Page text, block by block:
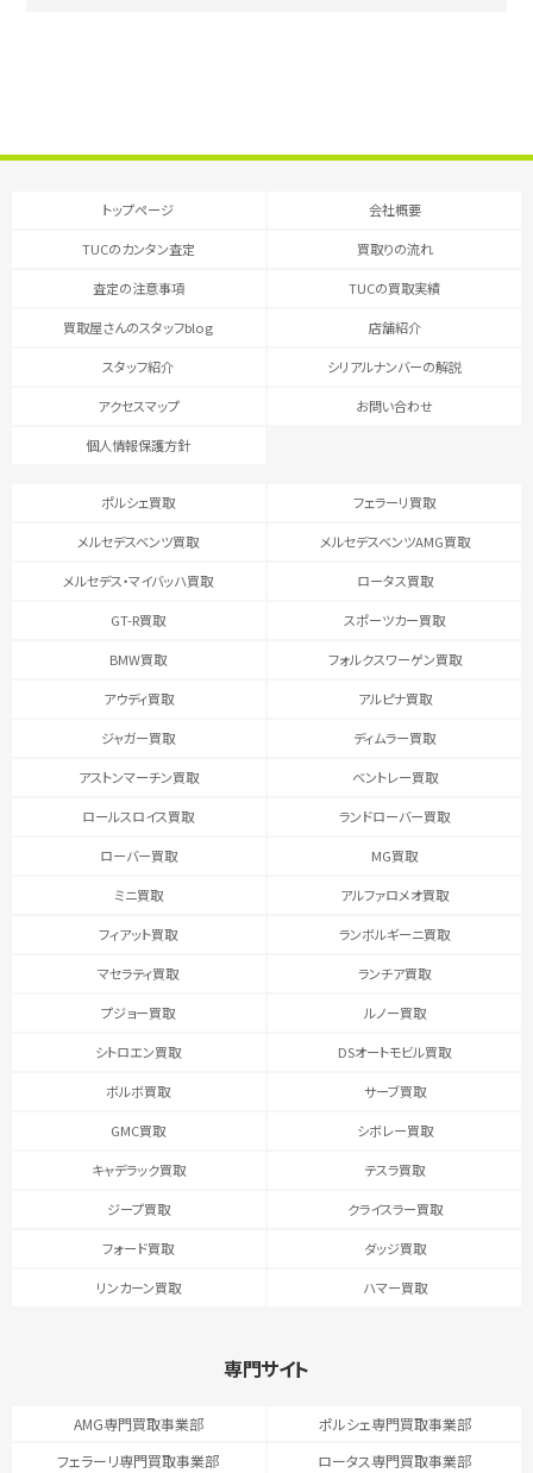
トップページ 会社概要
TUCのカンタン査定 買取りの流れ
査定の注意事項 TUCの買取実績
買取屋さんのスタッフblog 店舗紹介
スタッフ紹介 シリアルナンバーの解説
アクセスマップ お問い合わせ
個人情報保護方針
ポルシェ買取 フェラーリ買取
メルセデスベンツ買取 メルセデスベンツAMG買取
メルセデス・マイバッハ買取 ロータス買取
GT-R買取 スポーツカー買取
BMW買取 フォルクスワーゲン買取
アウディ買取 アルピナ買取
ジャガー買取 ディムラー買取
アストンマーチン買取 ベントレー買取
ロールスロイス買取 ランドローバー買取
ローバー買取 MG買取
ミニ買取 アルファロメオ買取
フィアット買取 ランボルギーニ買取
マセラティ買取 ランチア買取
プジョー買取 ルノー買取
シトロエン買取 DSオートモビル買取
ボルボ買取 サーブ買取
GMC買取 シボレー買取
キャデラック買取 テスラ買取
ジープ買取 クライスラー買取
フォード買取 ダッジ買取
リンカーン買取 ハマー買取
専門サイト
AMG専門買取事業部
ポルシェ専門買取事業部
フェラーリ専門買取事業部
ロータス専門買取事業部